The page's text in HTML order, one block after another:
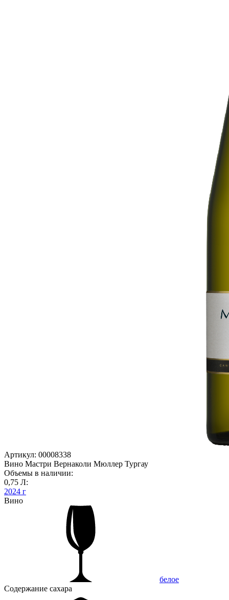
Артикул: 00008338
Вино Мастри Вернаколи Мюллер Тургау
Объемы в наличии:
0,75 Л:
2024 г
Вино
белое
Содержание сахара